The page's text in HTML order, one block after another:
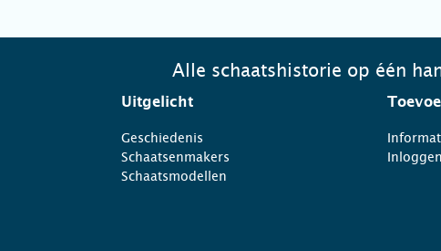
Alle schaatshistorie op één
Uitgelicht
Geschiedenis
Schaatsenmakers
Schaatsmodellen
Inloggen